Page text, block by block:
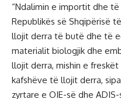
“Ndalimin e importit dhe
Republikës së Shqipërisë
llojit derra të butë dhe të
materialit biologjik dhe
llojit derra, mishin e
kafshëve të llojit derra,
zyrtare e OIE-së dhe